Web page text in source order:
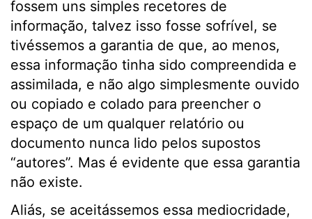
fossem uns simples recetores de
informação, talvez isso fosse sofrível, se
tivéssemos a garantia de que, ao menos,
essa informação tinha sido compreendida e
assimilada, e não algo simplesmente ouvido
ou copiado e colado para preencher o
espaço de um qualquer relatório ou
documento nunca lido pelos supostos
“autores”. Mas é evidente que essa garantia
não existe.
Aliás, se aceitássemos essa mediocridade,